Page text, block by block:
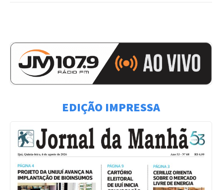
EDIÇÃO IMPRESSA